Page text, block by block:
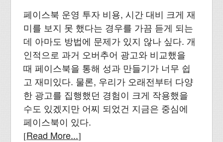
페이스북 운영 투자 비용, 시간 대비 크게 재
미를 보지 못 했다는 경우를 가끔 듣게 되는
데 아마도 방법에 문제가 있지 않나 싶다. 개
인적으로 과거 오버추어 광고와 비교했을
때 페이스북을 통해 성과 만들기가 너무 쉽
고 재미있다. 물론, 우리가 오래전부터 다양
한 광고를 집행했던 경험이 크게 작용했을
수도 있겠지만 어찌 되었건 지금은 중심에
페이스북이 있다.
[Read More...]